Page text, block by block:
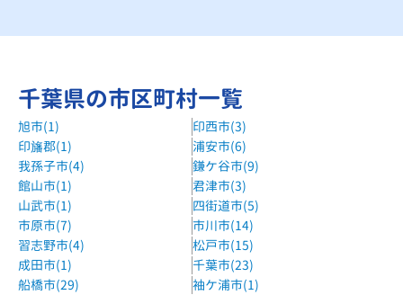
つくばエクスプレス／ 東武アーバンパークライン（東武野田
アスカ進学ゼミ流山教室
流鉄流山線 流山駅 徒歩7分
アスカ進学ゼミ初石教室
東武アーバンパークライン 初石駅 徒歩8分
城南コベッツ初石教室
東武野田線 初石駅 徒歩8分
城南コベッツ流山教室
流鉄流山線 流山駅 徒歩12分
千葉県の市区町村一覧
旭市(1)
印西市(3)
印旛郡(1)
浦安市(6)
我孫子市(4)
鎌ケ谷市(9)
館山市(1)
君津市(3)
山武市(1)
四街道市(5)
市原市(7)
市川市(14)
習志野市(4)
松戸市(15)
成田市(1)
千葉市(23)
船橋市(29)
袖ケ浦市(1)